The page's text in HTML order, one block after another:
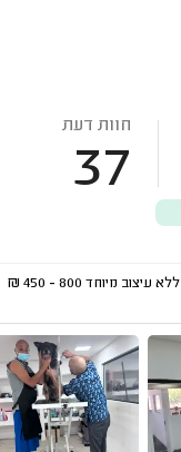
חוות דעת
37
עיצוב מיוחד 800 - 450
₪